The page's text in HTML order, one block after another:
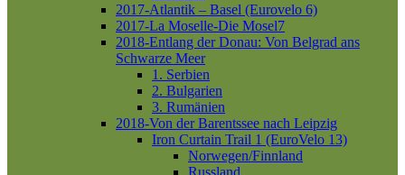
2017-Atlantik – Basel (Eurovelo 6)
2017-La Moselle-Die Mosel7
2018-Entlang der Donau: Von Belgrad ans
Schwarze Meer
1. Serbien
2. Bulgarien
3. Rumänien
2018-Von der Barentssee nach Leipzig
Iron Curtain Trail 1 (EuroVelo 13)
Norwegen/Finnland
Russland